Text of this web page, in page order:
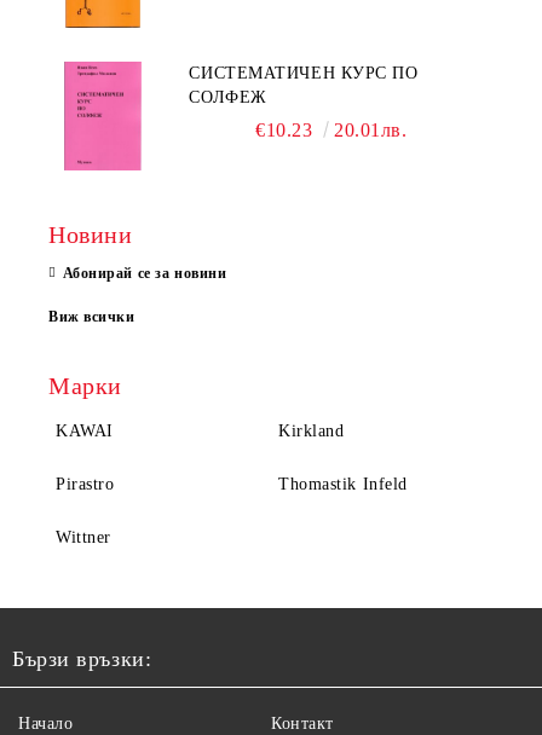
СИСТЕМАТИЧЕН КУРС ПО
СОЛФЕЖ
€10.23 20.01лв.
Новини
Абонирай се за новини
Виж всички
Марки
KAWAI Kirkland
Pirastro Thomastik Infeld
Wittner
Бързи връзки:
Начало Контакт